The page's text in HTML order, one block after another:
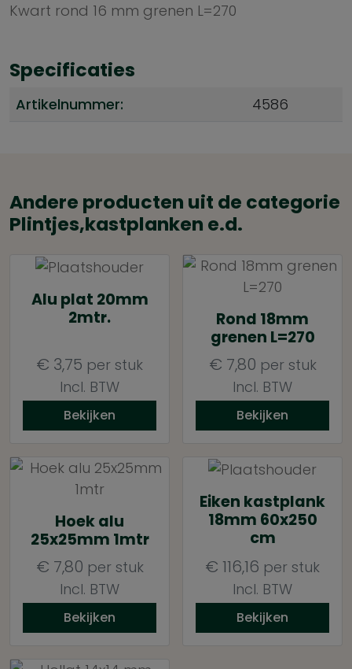
Kwart rond 16 mm grenen L=270
Specificaties
Artikelnummer: 4586
Andere producten uit de categorie
Plintjes,kastplanken e.d.
Alu plat 20mm
2mtr.
€ 3,75 per stuk
Incl. BTW
Bekijken
Rond 18mm
grenen L=270
€ 7,80 per stuk
Incl. BTW
Bekijken
Hoek alu
25x25mm 1mtr
€ 7,80 per stuk
Incl. BTW
Bekijken
Eiken kastplank
18mm 60x250
cm
€ 116,16 per stuk
Incl. BTW
Bekijken